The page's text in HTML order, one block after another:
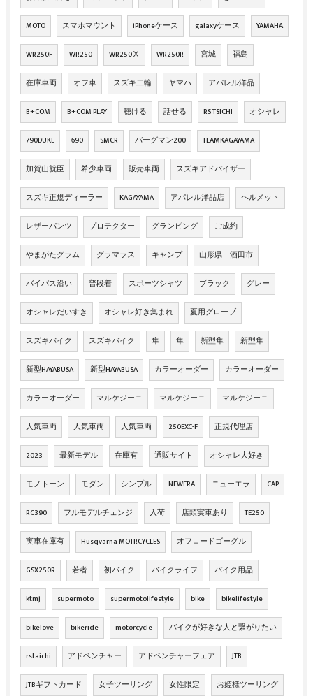
MOTO スマホマウント iPhoneケース galaxyケース YAMAHA
WR250F WR250 WR250Ⅹ WR250R 宮城 福島
在庫車両 オフ車 スズキ二輪 ヤマハ アパレル洋品
B+COM B+COM PLAY 聴ける 話せる RS TSICHI オシャレ
790DUKE 690 SMCR バーグマン200 TEAMKAGAYAMA
加賀山就臣 希少車両 販売車両 スズキアドバイザー
スズキ正規ディーラー KAGAYAMA アパレル洋品店 ヘルメット
レザーパンツ プロテクター グランピング ご成約
やまがたグラム グラマラス キャンプ 山形県 酒田市
バイパス沿い 普段着 スポーツシャツ ブラック グレー
オシャレだいすき オシャレ好き集まれ 夏用グローブ
スズキバイク スズキバイク 隼 隼 新型隼 新型隼
新型HAYABUSA 新型HAYABUSA カラーオーダー カラーオーダー
カラーオーダー マルケジーニ マルケジーニ マルケジーニ
人気車両 人気車両 人気車両 250EXC-F 正規代理店
2023 最新モデル 在庫有 通販サイト オシャレ大好き
モノトーン モダン シンプル NEWERA ニューエラ CAP
RC390 フルモデルチェンジ 入荷 店頭実車あり TE250
実車在庫有 Husqvarna MOTRCYCLES オフロードゴーグル
GSX250R 若者 初バイク バイクライフ バイク用品
ktmj supermoto supermotolifestyle bike bikelifestyle
bikelove bikeride motorcycle バイクが好きな人と繋がりたい
rstaichi アドベンチャー アドベンチャーフェア JTB
JTBギフトカード 女子ツーリング 女性限定 お姫様ツーリング